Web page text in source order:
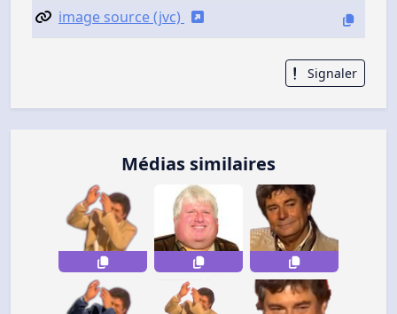
image source (jvc)
Signaler
Médias similaires